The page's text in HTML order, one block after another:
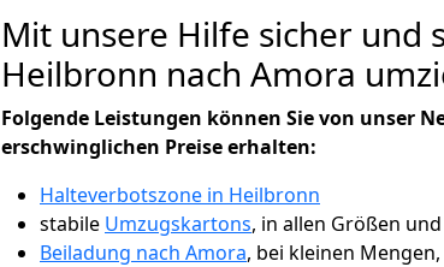
Mit unsere Hilfe sicher und
Heilbronn nach Amora
Folgende Leistungen können Sie von unser
erschwinglichen Preise erhalten:
Halteverbotszone in Heilbronn
stabile Umzugskartons, in allen Größen
Beiladung nach Amora, bei kleinen